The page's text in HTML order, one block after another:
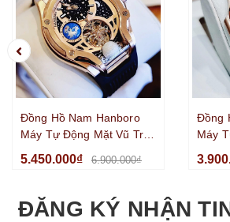
Đồng Hồ Nam Hanboro
Máy Tự Động Mặt Vũ Trụ
Vàng Hồng Size 42mm
5.450.000₫ 6.900.000₫
Đồng
Máy
Hồng
ĐĂNG KÝ NHẬN